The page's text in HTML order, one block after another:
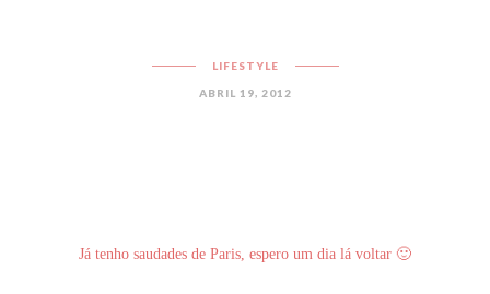
LIFESTYLE
ABRIL 19, 2012
Já tenho saudades de Paris, espero um dia lá voltar 🙂